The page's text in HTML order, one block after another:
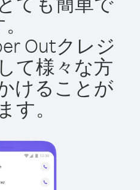
Outクレジ
て様々な方
けることが
す。